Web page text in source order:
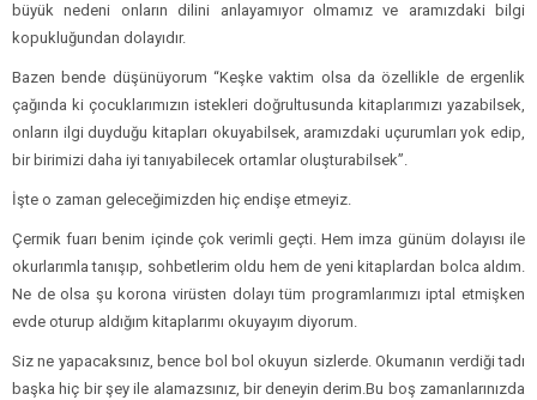
büyük nedeni onların dilini anlayamıyor olmamız ve aramızdaki bilgi
kopukluğundan dolayıdır.
Bazen bende düşünüyorum “Keşke vaktim olsa da özellikle de ergenlik
çağında ki çocuklarımızın istekleri doğrultusunda kitaplarımızı yazabilsek,
onların ilgi duyduğu kitapları okuyabilsek, aramızdaki uçurumları yok edip,
bir birimizi daha iyi tanıyabilecek ortamlar oluşturabilsek”.
İşte o zaman geleceğimizden hiç endişe etmeyiz.
Çermik fuarı benim içinde çok verimli geçti. Hem imza günüm dolayısı ile
okurlarımla tanışıp, sohbetlerim oldu hem de yeni kitaplardan bolca aldım.
Ne de olsa şu korona virüsten dolayı tüm programlarımızı iptal etmişken
evde oturup aldığım kitaplarımı okuyayım diyorum.
Siz ne yapacaksınız, bence bol bol okuyun sizlerde. Okumanın verdiği tadı
başka hiç bir şey ile alamazsınız, bir deneyin derim.Bu boş zamanlarınızda